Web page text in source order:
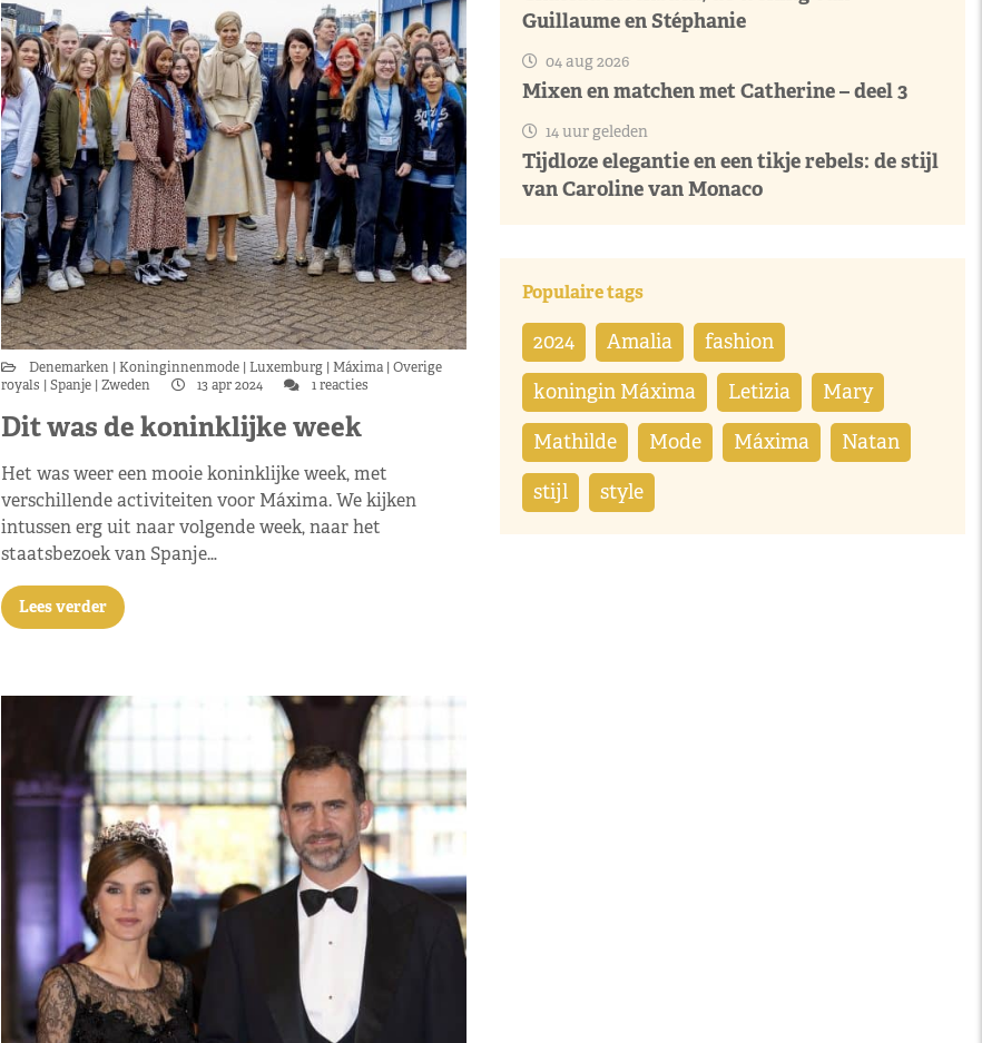
Denemarken Koninginnenmode Luxemburg Máxima Overige
royals
Spanje Zweden 13 apr 2024 1 reacties
Dit was de koninklijke week
Het was weer een mooie koninklijke week, met
verschillende activiteiten voor Máxima. We kijken
intussen erg uit naar volgende week, naar het
staatsbezoek van Spanje…
Lees verder
Guillaume en Stéphanie
04 aug 2026
Mixen en matchen met Catherine – deel 3
14 uur geleden
Tijdloze elegantie en een tikje rebels: de stijl
van Caroline van Monaco
Populaire tags
2024 Amalia fashion
koningin Máxima Letizia Mary
Mathilde Mode Máxima Natan
stijl style